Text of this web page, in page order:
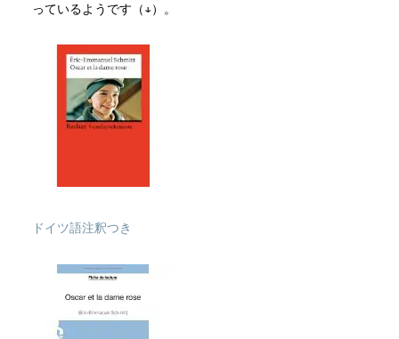
っているようです（↓）。
ドイツ語注釈つき